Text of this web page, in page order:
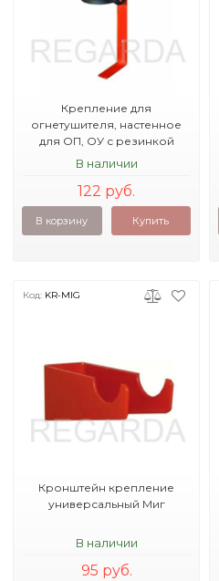
Крепление для
огнетушителя, настенное
для ОП, ОУ с резинкой
В наличии
122 руб.
В корзину Купить
Код: KR-MIG
Кронштейн крепление
универсальный Миг
В наличии
95 руб.